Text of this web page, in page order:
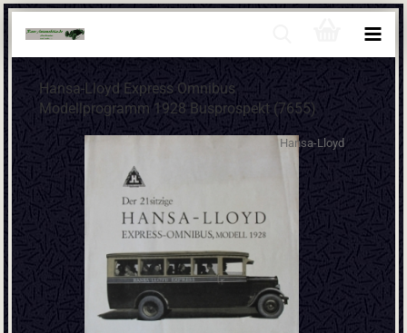
Hansa-Lloyd Express Omnibus
Modellprogramm 1928 Busprospekt (7655)
Hansa-Lloyd